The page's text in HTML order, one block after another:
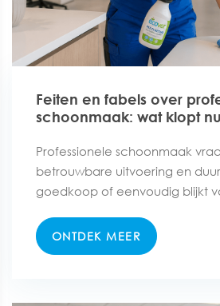
Feiten en fabels over
schoonmaak: wat klopt
Professionele schoonmaak
betrouwbare uitvoering en
goedkoop of eenvoudig blijkt
ONTDEK MEER